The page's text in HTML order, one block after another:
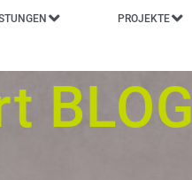
PROJEKTE
BLOG